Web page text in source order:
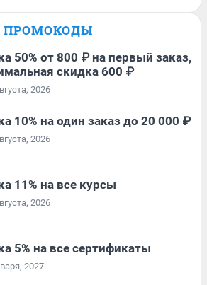
ПРОМОКОДЫ
50% от 800 ₽ на первый заказ,
скидка 600 ₽
2026
10% на один заказ до 20 000 ₽
2026
11% на все курсы
2026
5% на все сертификаты
2027